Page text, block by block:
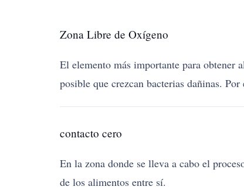
Zona Libre de Oxígeno
El elemento más importante para obtener
posible que crezcan bacterias dañinas.
contacto cero
En la zona donde se lleva a cabo el
de los alimentos entre sí.